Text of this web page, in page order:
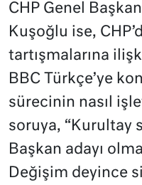
CHP Genel
Kuşoğlu ise,
tartışmalarına
BBC Türkçe’ye
sürecinin nasıl
soruya, “Kurultay
Başkan adayı
Değişim deyince